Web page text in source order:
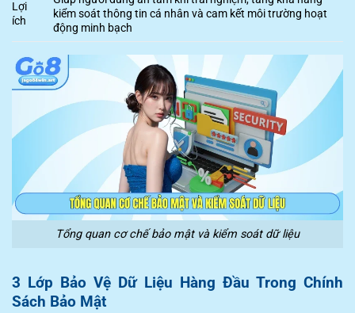
Lợi
ích
kiểm soát thông tin cá nhân và cam kết môi trường hoạt
động minh bạch
Tổng quan cơ chế bảo mật và kiểm soát dữ liệu
3 Lớp Bảo Vệ Dữ Liệu Hàng Đầu Trong Chính
Sách Bảo Mật